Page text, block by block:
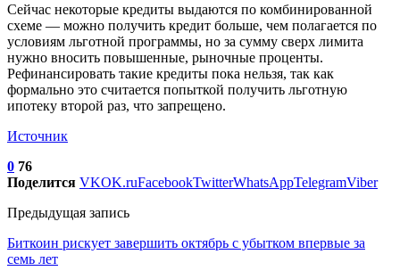
Сейчас некоторые кредиты выдаются по комбинированной
схеме — можно получить кредит больше, чем полагается по
условиям льготной программы, но за сумму сверх лимита
нужно вносить повышенные, рыночные проценты.
Рефинансировать такие кредиты пока нельзя, так как
формально это считается попыткой получить льготную
ипотеку второй раз, что запрещено.
Источник
0 76
Поделится VKOK.ruFacebookTwitterWhatsAppTelegramViber
Предыдущая запись
Биткоин рискует завершить октябрь с убытком впервые за
семь лет